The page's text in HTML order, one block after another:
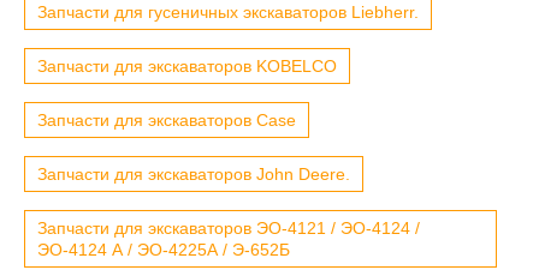
Запчасти для гусеничных экскаваторов Liebherr.
Запчасти для экскаваторов KOBELCO
Запчасти для экскаваторов Case
Запчасти для экскаваторов John Deere.
Запчасти для экскаваторов ЭО-4121 / ЭО-4124 /
ЭО-4124 А / ЭО-4225А / Э-652Б